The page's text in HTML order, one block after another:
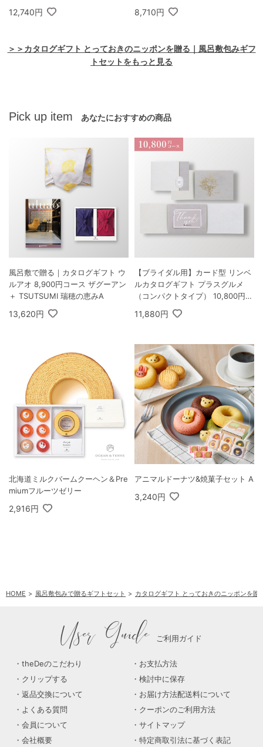
Speciality Coffee＆バームセット
A
12,740円
E エコブロック18個オイル付き
桐箱
8,710円
＞＞カタログギフト とっておきのニッポンを贈る｜風呂敷包みギフ
トセットをもっと見る
Pick up item あなたにおすすめの商品
風呂敷で贈る｜カタログギフト ウ
ルアオ 8,900円コース ザグーアン
＋ TSUTSUMI 瑞穂の恵みA
13,620円
【ブライダル用】カード型 リンベ
ルカタログギフト プラスグルメ
（コンパクトタイプ） 10,800円コ
ース シリウス＆ビーナス
11,880円
北海道ミルクバームクーヘン＆Pre
miumフルーツゼリー
2,916円
アニマルドーナツ&焼菓子セット A
3,240円
HOME 風呂敷包みで贈るギフトセット カタログギフト とっておきのニッポンを贈
User Guide ご利用ガイド
theDeのこだわり
お支払方法
クリップする
検討中に保存
返品交換について
お届け方法配送料について
よくある質問
クーポンのご利用方法
会員について
サイトマップ
会社概要
特定商取引法に基づく表記